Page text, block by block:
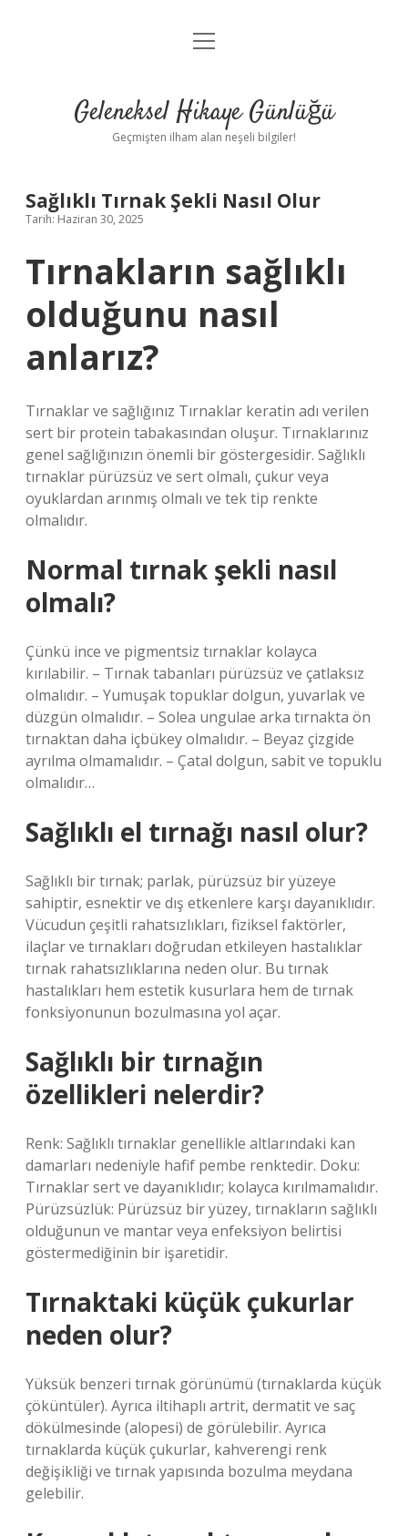
Anasayfa
Yasal Uyarı
menüyü
Geleneksel Hikaye Günlüğü
Geçmişten ilham alan neşeli bilgiler!
Sağlıklı Tırnak Şekli Nasıl Olur
Tarih: Haziran 30, 2025
Tırnakların sağlıklı
olduğunu nasıl
anlarız?
Tırnaklar ve sağlığınız Tırnaklar keratin adı verilen
sert bir protein tabakasından oluşur. Tırnaklarınız
genel sağlığınızın önemli bir göstergesidir. Sağlıklı
tırnaklar pürüzsüz ve sert olmalı, çukur veya
oyuklardan arınmış olmalı ve tek tip renkte
olmalıdır.
Normal tırnak şekli nasıl
olmalı?
Çünkü ince ve pigmentsiz tırnaklar kolayca
kırılabilir. – Tırnak tabanları pürüzsüz ve çatlaksız
olmalıdır. – Yumuşak topuklar dolgun, yuvarlak ve
düzgün olmalıdır. – Solea ungulae arka tırnakta ön
tırnaktan daha içbükey olmalıdır. – Beyaz çizgide
ayrılma olmamalıdır. – Çatal dolgun, sabit ve topuklu
olmalıdır…
Sağlıklı el tırnağı nasıl olur?
Sağlıklı bir tırnak; parlak, pürüzsüz bir yüzeye
sahiptir, esnektir ve dış etkenlere karşı dayanıklıdır.
Vücudun çeşitli rahatsızlıkları, fiziksel faktörler,
ilaçlar ve tırnakları doğrudan etkileyen hastalıklar
tırnak rahatsızlıklarına neden olur. Bu tırnak
hastalıkları hem estetik kusurlara hem de tırnak
fonksiyonunun bozulmasına yol açar.
Sağlıklı bir tırnağın
özellikleri nelerdir?
Renk: Sağlıklı tırnaklar genellikle altlarındaki kan
damarları nedeniyle hafif pembe renktedir. Doku:
Tırnaklar sert ve dayanıklıdır; kolayca kırılmamalıdır.
Pürüzsüzlük: Pürüzsüz bir yüzey, tırnakların sağlıklı
olduğunun ve mantar veya enfeksiyon belirtisi
göstermediğinin bir işaretidir.
Tırnaktaki küçük çukurlar
neden olur?
Yüksük benzeri tırnak görünümü (tırnaklarda küçük
çöküntüler). Ayrıca iltihaplı artrit, dermatit ve saç
dökülmesinde (alopesi) de görülebilir. Ayrıca
tırnaklarda küçük çukurlar, kahverengi renk
değişikliği ve tırnak yapısında bozulma meydana
gelebilir.